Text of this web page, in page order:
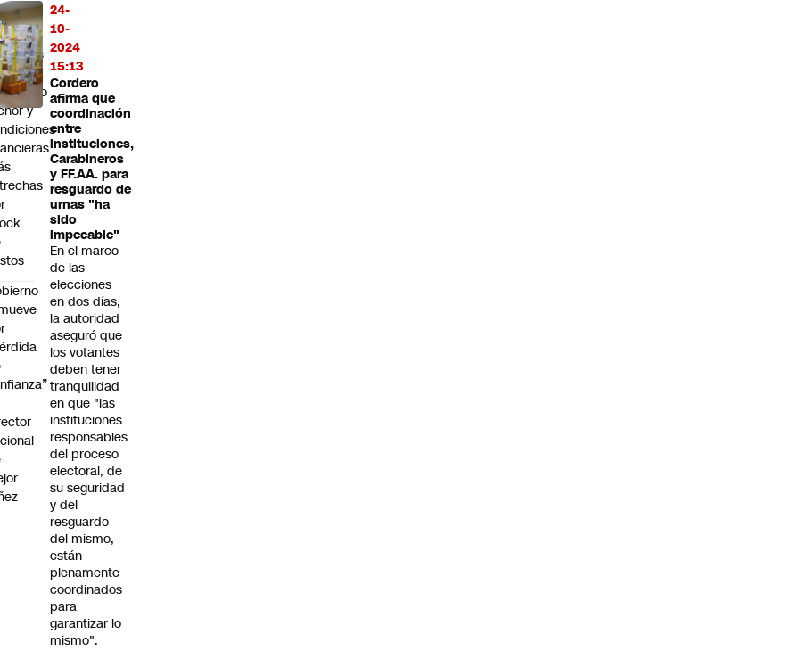
24-
10-
2024
15:13
Cordero
afirma que
coordinación
entre
instituciones,
Carabineros
y FF.AA. para
resguardo de
urnas "ha
sido
impecable"
En el marco
de las
elecciones
en dos días,
la autoridad
aseguró que
los votantes
deben tener
tranquilidad
en que "las
instituciones
responsables
del proceso
electoral, de
su seguridad
y del
resguardo
del mismo,
están
plenamente
coordinados
para
garantizar lo
mismo".
y